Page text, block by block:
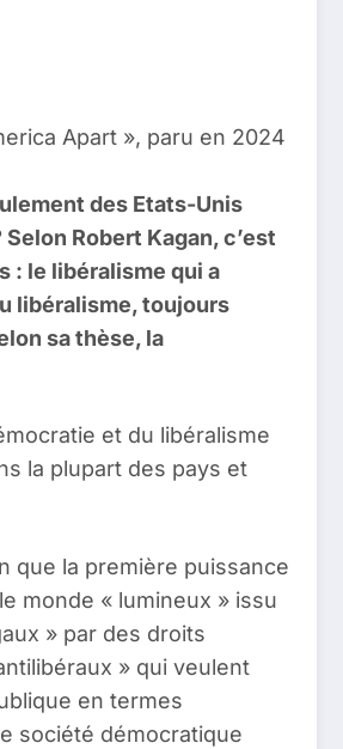
Apart », paru en 2024
des Etats-Unis
Robert Kagan, c’est
: le libéralisme qui a
libéralisme, toujours
sa thèse, la
et du libéralisme
la plupart des pays et
que la première puissance
monde « lumineux » issu
» par des droits
» qui veulent
en termes
société démocratique